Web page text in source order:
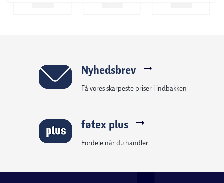
Nyhedsbrev
Få vores skarpeste priser i indbakken
føtex plus
Fordele når du handler